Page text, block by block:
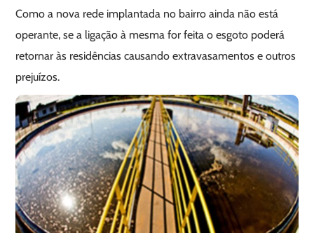
Como a nova rede implantada no bairro ainda não está
operante, se a ligação à mesma for feita o esgoto poderá
retornar às residências causando extravasamentos e outros
prejuízos.